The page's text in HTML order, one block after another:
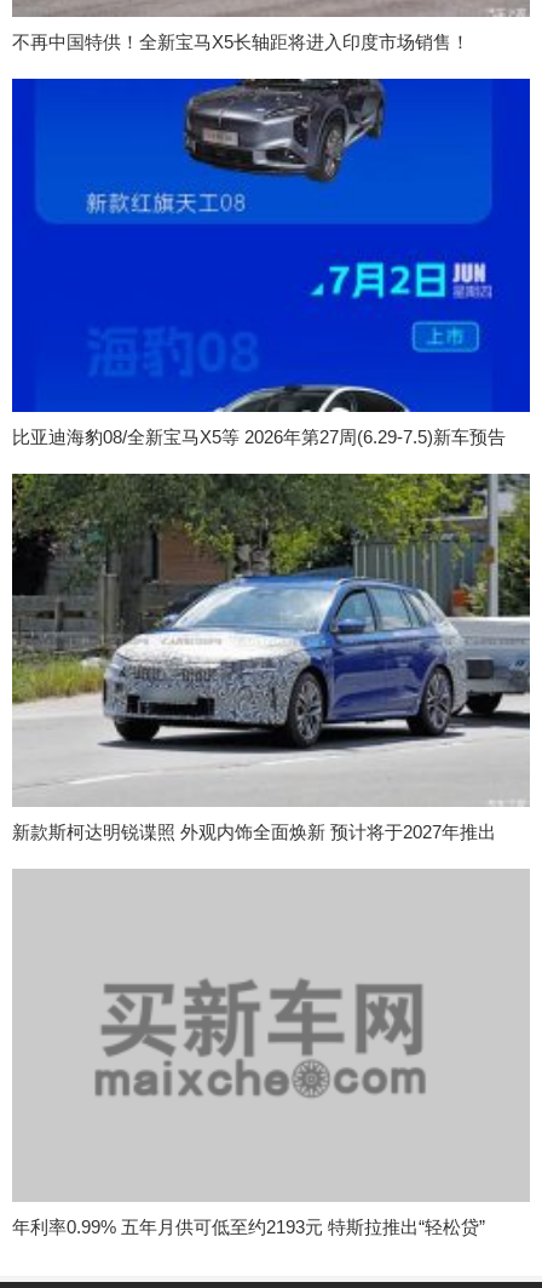
不再中国特供！全新宝马X5长轴距将进入印度市场销售！
比亚迪海豹08/全新宝马X5等 2026年第27周(6.29-7.5)新车预告
新款斯柯达明锐谍照 外观内饰全面焕新 预计将于2027年推出
年利率0.99% 五年月供可低至约2193元 特斯拉推出“轻松贷”